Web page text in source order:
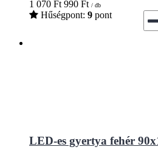
1 070 Ft 990 Ft / db
Hűségpont: 9 pont
LED-es gyertya fehér